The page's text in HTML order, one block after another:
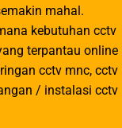
mahal.
kebutuhan cctv
terpantau online
cctv mnc, cctv
/ instalasi cctv